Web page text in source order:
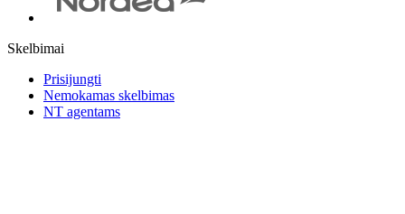
Skelbimai
Prisijungti
Nemokamas skelbimas
NT agentams